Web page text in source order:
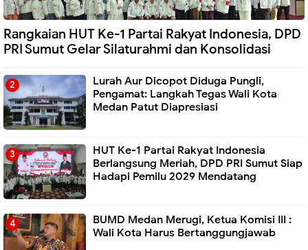
Rangkaian HUT Ke-1 Partai Rakyat Indonesia, DPD
PRI Sumut Gelar Silaturahmi dan Konsolidasi
Lurah Aur Dicopot Diduga Pungli,
Pengamat: Langkah Tegas Wali Kota
Medan Patut Diapresiasi
HUT Ke-1 Partai Rakyat Indonesia
Berlangsung Meriah, DPD PRI Sumut Siap
Hadapi Pemilu 2029 Mendatang
BUMD Medan Merugi, Ketua Komisi III :
Wali Kota Harus Bertanggungjawab